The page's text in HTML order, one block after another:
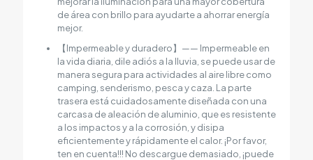
de área con brillo para ayudarte a ahorrar energía
mejor.
【Impermeable y duradero】—— Impermeable en
la vida diaria, dile adiós a la lluvia, se puede usar de
manera segura para actividades al aire libre como
camping, senderismo, pesca y caza. La parte
trasera está cuidadosamente diseñada con una
carcasa de aleación de aluminio, que es resistente
a los impactos y a la corrosión, y disipa
eficientemente y rápidamente el calor. ¡Por favor,
ten en cuenta!!! No descargue demasiado, ¡puede